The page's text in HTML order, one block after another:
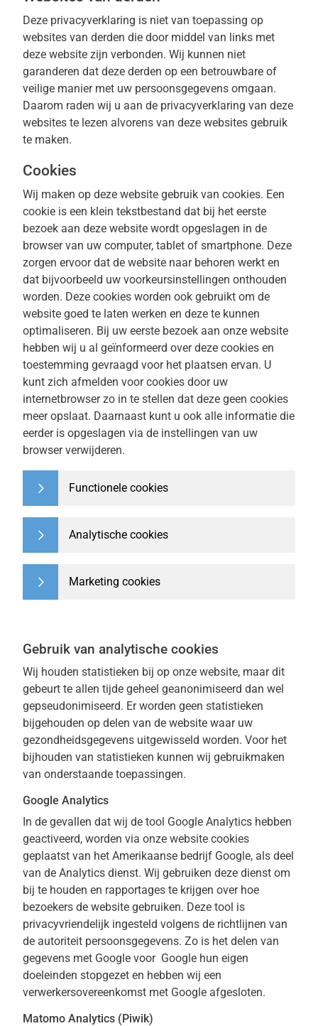
Deze privacyverklaring is niet van toepassing op
websites van derden die door middel van links met
deze website zijn verbonden. Wij kunnen niet
garanderen dat deze derden op een betrouwbare of
veilige manier met uw persoonsgegevens omgaan.
Daarom raden wij u aan de privacyverklaring van deze
websites te lezen alvorens van deze websites gebruik
te maken.
Cookies
Wij maken op deze website gebruik van cookies. Een
cookie is een klein tekstbestand dat bij het eerste
bezoek aan deze website wordt opgeslagen in de
browser van uw computer, tablet of smartphone. Deze
zorgen ervoor dat de website naar behoren werkt en
dat bijvoorbeeld uw voorkeursinstellingen onthouden
worden. Deze cookies worden ook gebruikt om de
website goed te laten werken en deze te kunnen
optimaliseren. Bij uw eerste bezoek aan onze website
hebben wij u al geïnformeerd over deze cookies en
toestemming gevraagd voor het plaatsen ervan. U
kunt zich afmelden voor cookies door uw
internetbrowser zo in te stellen dat deze geen cookies
meer opslaat. Daarnaast kunt u ook alle informatie die
eerder is opgeslagen via de instellingen van uw
browser verwijderen.
Functionele cookies
Analytische cookies
Marketing cookies
Gebruik van analytische cookies
Wij houden statistieken bij op onze website, maar dit
gebeurt te allen tijde geheel geanonimiseerd dan wel
gepseudonimiseerd. Er worden geen statistieken
bijgehouden op delen van de website waar uw
gezondheidsgegevens uitgewisseld worden. Voor het
bijhouden van statistieken kunnen wij gebruikmaken
van onderstaande toepassingen.
Google Analytics
In de gevallen dat wij de tool Google Analytics hebben
geactiveerd, worden via onze website cookies
geplaatst van het Amerikaanse bedrijf Google, als deel
van de Analytics dienst. Wij gebruiken deze dienst om
bij te houden en rapportages te krijgen over hoe
bezoekers de website gebruiken. Deze tool is
privacyvriendelijk ingesteld volgens de richtlijnen van
de autoriteit persoonsgegevens. Zo is het delen van
gegevens met Google voor Google hun eigen
doeleinden stopgezet en hebben wij een
verwerkersovereenkomst met Google afgesloten.
Matomo Analytics (Piwik)